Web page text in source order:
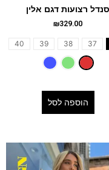
סנדל רצועות דגם אלין
₪329.00
37
38
39
40
הוספה לסל